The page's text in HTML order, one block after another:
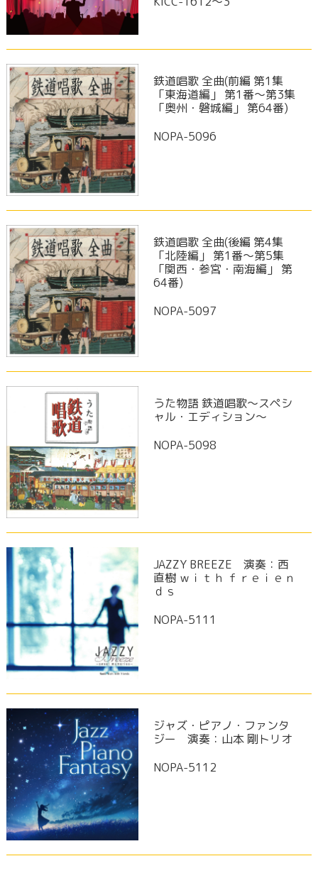
鉄道唱歌 全曲(前編 第1集
「東海道編」 第1番～第3集
「奥州・磐城編」 第64番)
NOPA-5096
鉄道唱歌 全曲(後編 第4集
「北陸編」 第1番～第5集
「関西・参宮・南海編」 第
64番)
NOPA-5097
うた物語 鉄道唱歌～スペシ
ャル・エディション～
NOPA-5098
JAZZY BREEZE 演奏：西
直樹 ｗｉｔｈ ｆｒｅｉｅｎ
ｄｓ
NOPA-5111
ジャズ・ピアノ・ファンタ
ジー 演奏：山本 剛トリオ
NOPA-5112